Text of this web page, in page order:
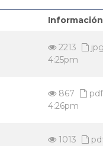
Información
2213 jpg
4:25pm
867 pdf
4:26pm
1013